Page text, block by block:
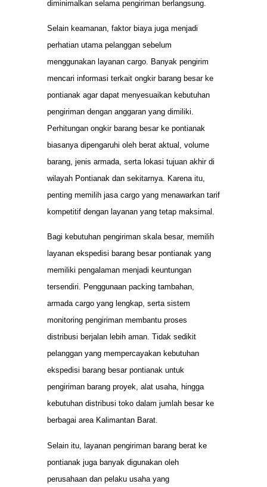
diminimalkan selama pengiriman berlangsung.
Selain keamanan, faktor biaya juga menjadi
perhatian utama pelanggan sebelum
menggunakan layanan cargo. Banyak pengirim
mencari informasi terkait ongkir barang besar ke
pontianak agar dapat menyesuaikan kebutuhan
pengiriman dengan anggaran yang dimiliki.
Perhitungan ongkir barang besar ke pontianak
biasanya dipengaruhi oleh berat aktual, volume
barang, jenis armada, serta lokasi tujuan akhir di
wilayah Pontianak dan sekitarnya. Karena itu,
penting memilih jasa cargo yang menawarkan tarif
kompetitif dengan layanan yang tetap maksimal.
Bagi kebutuhan pengiriman skala besar, memilih
layanan ekspedisi barang besar pontianak yang
memiliki pengalaman menjadi keuntungan
tersendiri. Penggunaan packing tambahan,
armada cargo yang lengkap, serta sistem
monitoring pengiriman membantu proses
distribusi berjalan lebih aman. Tidak sedikit
pelanggan yang mempercayakan kebutuhan
ekspedisi barang besar pontianak untuk
pengiriman barang proyek, alat usaha, hingga
kebutuhan distribusi toko dalam jumlah besar ke
berbagai area Kalimantan Barat.
Selain itu, layanan pengiriman barang berat ke
pontianak juga banyak digunakan oleh
perusahaan dan pelaku usaha yang